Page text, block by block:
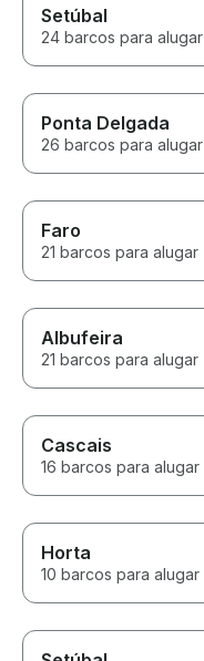
Setúbal
24 barcos para alugar
Ponta Delgada
26 barcos para alugar
Faro
21 barcos para alugar
Albufeira
21 barcos para alugar
Cascais
16 barcos para alugar
Horta
10 barcos para alugar